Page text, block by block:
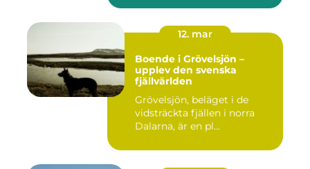
12. mar
Boende i Grövelsjön –
upplev den svenska
fjällvärlden
Grövelsjön, beläget i de
vidsträckta fjällen i norra
Dalarna, är en pl...